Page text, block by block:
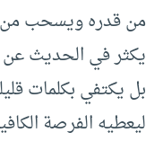
من قدره ويسحب من
يكثر في الحديث عن
بل يكتفي بكلمات
ليعطيه الفرصة